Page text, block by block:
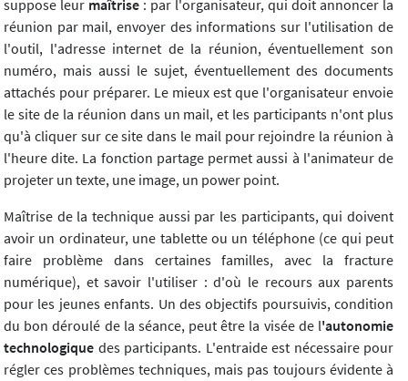
suppose leur maîtrise : par l'organisateur, qui doit annoncer la
réunion par mail, envoyer des informations sur l'utilisation de
l'outil, l'adresse internet de la réunion, éventuellement son
numéro, mais aussi le sujet, éventuellement des documents
attachés pour préparer. Le mieux est que l'organisateur envoie
le site de la réunion dans un mail, et les participants n'ont plus
qu'à cliquer sur ce site dans le mail pour rejoindre la réunion à
l'heure dite. La fonction partage permet aussi à l'animateur de
projeter un texte, une image, un power point.
Maîtrise de la technique aussi par les participants, qui doivent
avoir un ordinateur, une tablette ou un téléphone (ce qui peut
faire problème dans certaines familles, avec la fracture
numérique), et savoir l'utiliser : d'où le recours aux parents
pour les jeunes enfants. Un des objectifs poursuivis, condition
du bon déroulé de la séance, peut être la visée de l'autonomie
technologique des participants. L'entraide est nécessaire pour
régler ces problèmes techniques, mais pas toujours évidente à